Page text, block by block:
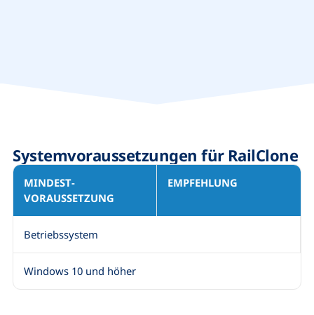
Systemvoraussetzungen für RailClone
MINDEST­
VORAUSSETZUNG
EMPFEHLUNG
Betriebssystem
Windows 10 und höher